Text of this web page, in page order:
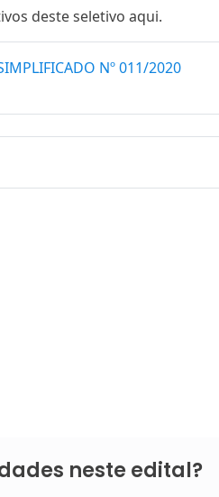
deste seletivo aqui.
Nº 011/2020
neste edital?